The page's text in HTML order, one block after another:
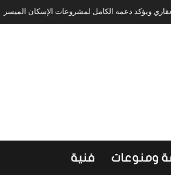
ويؤكد دعمه الكامل لمشروعات الإسكان الميسر
ومنوعات فنية